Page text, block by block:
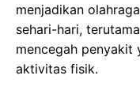
menjadikan
sehari-hari,
mencegah penyakit
aktivitas fisik.